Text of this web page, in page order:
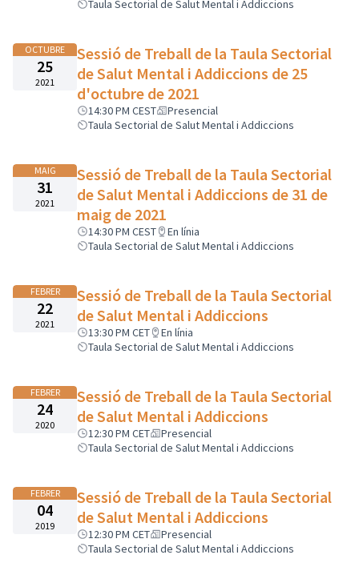
Taula Sectorial de Salut Mental i Addiccions
OCTUBRE
25
2021
Sessió de Treball de la Taula Sectorial
de Salut Mental i Addiccions de 25
d'octubre de 2021
14:30 PM CEST
Presencial
Taula Sectorial de Salut Mental i Addiccions
MAIG
31
2021
Sessió de Treball de la Taula Sectorial
de Salut Mental i Addiccions de 31 de
maig de 2021
14:30 PM CEST
En línia
Taula Sectorial de Salut Mental i Addiccions
FEBRER
22
2021
Sessió de Treball de la Taula Sectorial
de Salut Mental i Addiccions
13:30 PM CET
En línia
Taula Sectorial de Salut Mental i Addiccions
FEBRER
24
2020
Sessió de Treball de la Taula Sectorial
de Salut Mental i Addiccions
12:30 PM CET
Presencial
Taula Sectorial de Salut Mental i Addiccions
FEBRER
04
2019
Sessió de Treball de la Taula Sectorial
de Salut Mental i Addiccions
12:30 PM CET
Presencial
Taula Sectorial de Salut Mental i Addiccions